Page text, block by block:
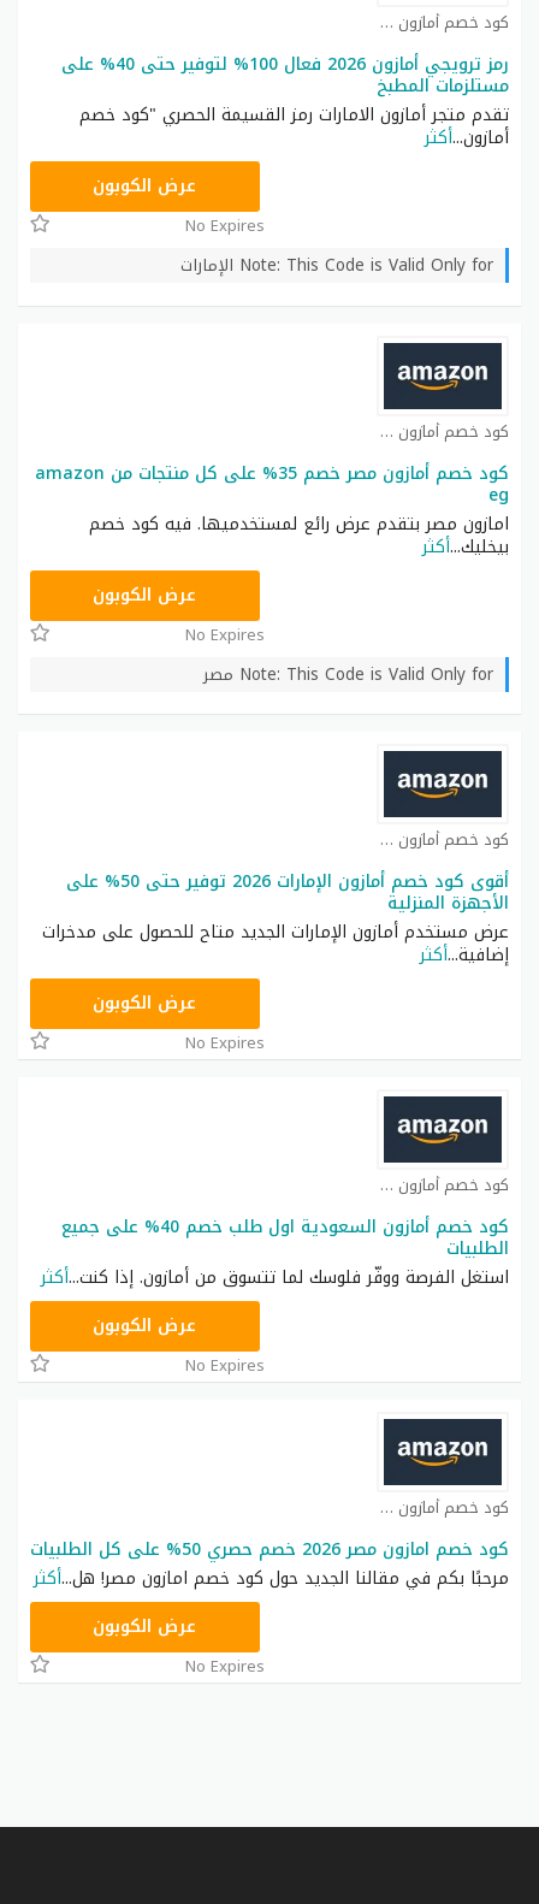
كود خصم أمازون كوبون
رمز ترويجي أمازون 2026 فعال 100% لتوفير حتى 40% على
مستلزمات المطبخ
تقدم متجر أمازون الامارات رمز القسيمة الحصري "كود خصم
أمازون...أكثر
عرض الكوبون
No Expires
Note: This Code is Valid Only for الإمارات
كود خصم أمازون كوبون
كود خصم أمازون مصر خصم 35% على كل منتجات من amazon
eg
امازون مصر بتقدم عرض رائع لمستخدميها. فيه كود خصم
بيخليك...أكثر
BM150عرض الكوبون
No Expires
Note: This Code is Valid Only for مصر
كود خصم أمازون كوبون
أقوى كود خصم أمازون الإمارات 2026 توفير حتى 50% على
الأجهزة المنزلية
عرض مستخدم أمازون الإمارات الجديد متاح للحصول على مدخرات
إضافية...أكثر
عرض الكوبون
No Expires
كود خصم أمازون كوبون
كود خصم أمازون السعودية اول طلب خصم 40% على جميع
الطلبيات
استغل الفرصة ووفّر فلوسك لما تتسوق من أمازون. إذا كنت...أكثر
HELLO50عرض الكوبون
No Expires
كود خصم أمازون كوبون
كود خصم امازون مصر 2026 خصم حصري 50% على كل الطلبيات
مرحبًا بكم في مقالنا الجديد حول كود خصم امازون مصر! هل...أكثر
VISA15عرض الكوبون
No Expires